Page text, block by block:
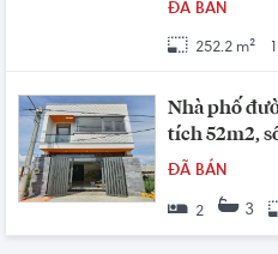
ĐÃ BÁN
252.2 m²
Nhà phố
tích 52m2,
ĐÃ BÁN
2 3